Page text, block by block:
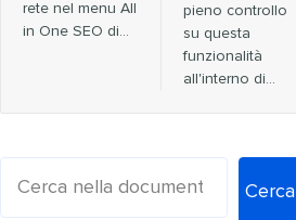
rete nel menu All
in One SEO di…
pieno controllo
su questa
funzionalità
all'interno di…
Cerca